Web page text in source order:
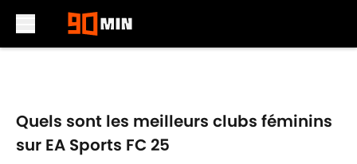
Quels sont les meilleurs clubs féminins
sur EA Sports FC 25